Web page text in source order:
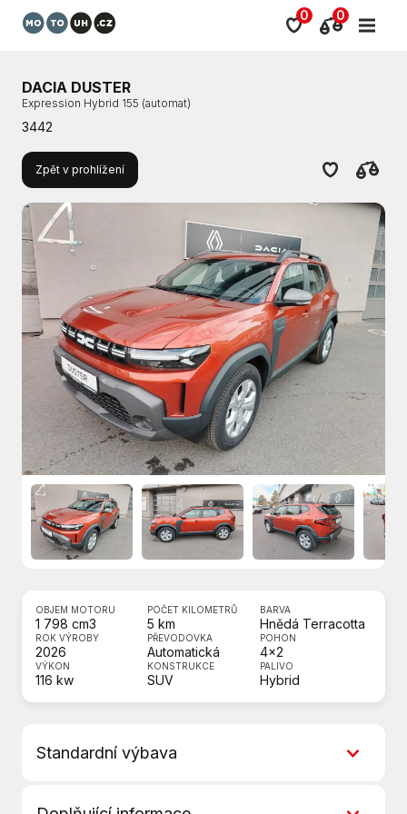
0 0
DACIA DUSTER
Expression Hybrid 155 (automat)
3442
Zpět v prohlížení
OBJEM MOTORU
1 798 cm3
POČET KILOMETRŮ
5 km
BARVA
Hnědá Terracotta
ROK VÝROBY
2026
PŘEVODOVKA
Automatická
POHON
4x2
VÝKON
116 kw
KONSTRUKCE
SUV
PALIVO
Hybrid
Standardní výbava